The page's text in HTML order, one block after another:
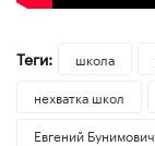
Теги: школа
нехватка школ
Евгений Бунимович